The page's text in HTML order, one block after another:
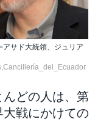
サド大統領、ジュリア
どの人は、第
戦にかけての